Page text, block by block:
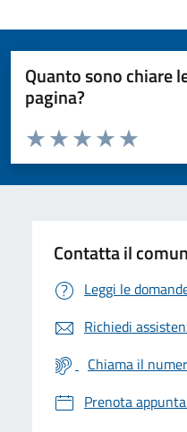
Quanto sono chiare
pagina?
Valuta da 1 a 5 stelle la pagina
Valuta 5
Valuta 4 stelle
Valuta 3 stelle su 5
Valuta 2 stelle su 5
Valuta 1 stelle su 5
Contatta il
Leggi le
Richiedi
Chiama il
Prenota